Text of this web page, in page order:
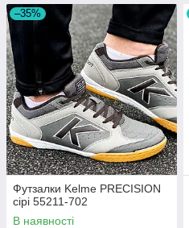
–35%
Футзалки Kelme PRECISION
сірі 55211-702
В наявності